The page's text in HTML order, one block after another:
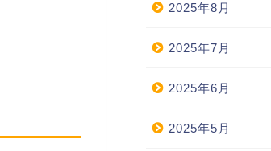
2025年8月
2025年7月
2025年6月
2025年5月